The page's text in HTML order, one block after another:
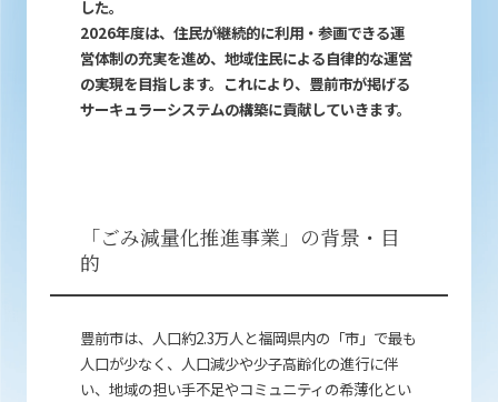
した。
2026年度は、住民が継続的に利用・参画できる運
営体制の充実を進め、地域住民による自律的な運営
の実現を目指します。これにより、豊前市が掲げる
サーキュラーシステムの構築に貢献していきます。
「ごみ減量化推進事業」の背景・目
的
豊前市は、人口約2.3万人と福岡県内の「市」で最も
人口が少なく、人口減少や少子高齢化の進行に伴
い、地域の担い手不足やコミュニティの希薄化とい